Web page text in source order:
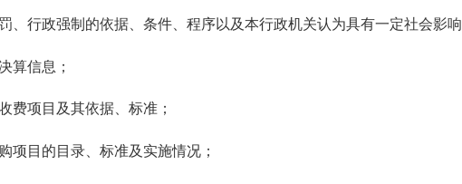
行政强制的依据、条件、程序以及本行政机关认为具有一定社会影响
信息；
项目及其依据、标准；
目的目录、标准及实施情况；